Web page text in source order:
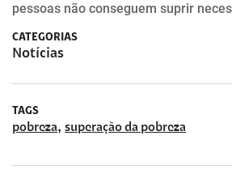
pessoas não conseguem suprir
CATEGORIAS
Notícias
TAGS
pobreza, superação da pobreza